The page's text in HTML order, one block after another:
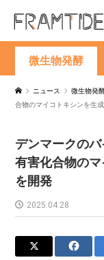
微生物発酵
ニュース 微生物発
合物のマイコトキシンを生
デンマークのバ
有害化合物の
を開発
2025.04.28